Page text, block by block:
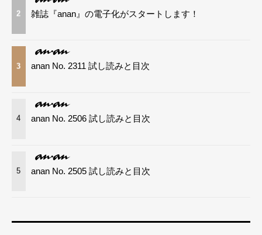
2 雑誌『anan』の電子化がスタートします！
3 anan No. 2311 試し読みと目次
4 anan No. 2506 試し読みと目次
5 anan No. 2505 試し読みと目次